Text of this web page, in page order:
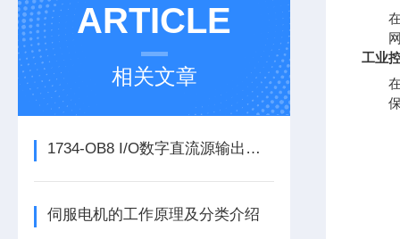
ARTICLE
相关文章
1734-OB8 I/O数字直流源输出模块的正确安装步骤分享
伺服电机的工作原理及分类介绍
工业